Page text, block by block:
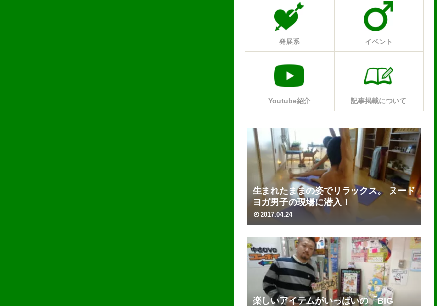
発展系 イベント
Youtube紹介 記事掲載について
生まれたままの姿でリラックス。 ヌード
ヨガ男子の現場に潜入！
2017.04.24
楽しいアイテムがいっぱいの「BIG